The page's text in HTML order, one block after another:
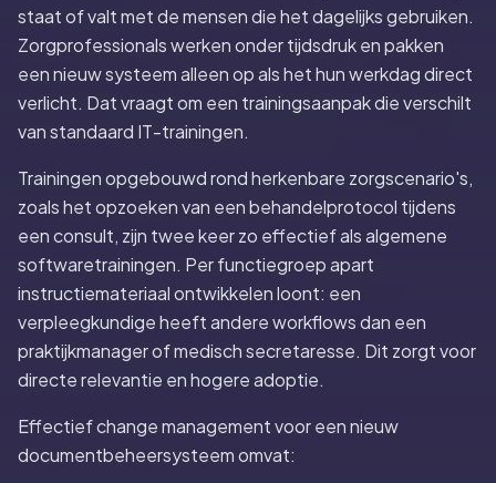
staat of valt met de mensen die het dagelijks gebruiken.
Zorgprofessionals werken onder tijdsdruk en pakken
een nieuw systeem alleen op als het hun werkdag direct
verlicht. Dat vraagt om een trainingsaanpak die verschilt
van standaard IT-trainingen.
Trainingen opgebouwd rond herkenbare zorgscenario's,
zoals het opzoeken van een behandelprotocol tijdens
een consult, zijn twee keer zo effectief als algemene
softwaretrainingen. Per functiegroep apart
instructiemateriaal ontwikkelen loont: een
verpleegkundige heeft andere workflows dan een
praktijkmanager of medisch secretaresse. Dit zorgt voor
directe relevantie en hogere adoptie.
Effectief change management voor een nieuw
documentbeheersysteem omvat: